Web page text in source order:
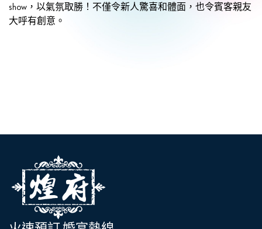
show，以氣氛取勝！不僅令新人驚喜和體面，也令賓客親友
大呼有創意。